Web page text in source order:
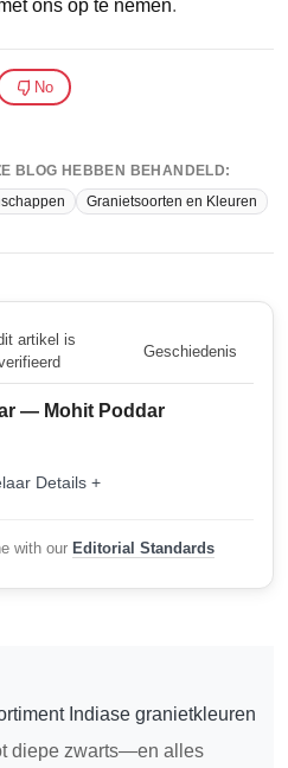
ons op te nemen.
No
BLOG HEBBEN BEHANDELD:
Granietsoorten en Kleuren
artikel is
Geschiedenis
— Mohit Poddar
Details +
with our Editorial Standards
Indiase granietkleuren
diepe zwarts—en alles